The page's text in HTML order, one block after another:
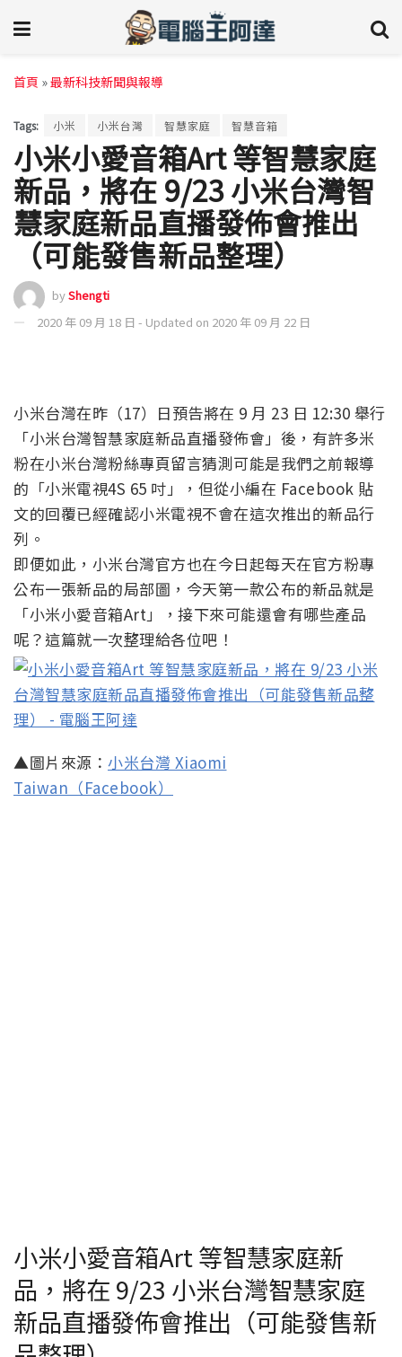
首頁 »最新科技新聞與報導
Tags: 小米 小米台灣 智慧家庭 智慧音箱
小米小愛音箱Art 等智慧家庭
新品，將在 9/23 小米台灣智
慧家庭新品直播發佈會推出
（可能發售新品整理）
byShengti
2020 年 09 月 18 日 - Updated on 2020 年 09 月 22 日
小米台灣在昨（17）日預告將在 9 月 23 日 12:30 舉行
「小米台灣智慧家庭新品直播發佈會」後，有許多米
粉在小米台灣粉絲專頁留言猜測可能是我們之前報導
的「小米電視4S 65 吋」，但從小編在 Facebook 貼
文的回覆已經確認小米電視不會在這次推出的新品行
列。
即便如此，小米台灣官方也在今日起每天在官方粉專
公布一張新品的局部圖，今天第一款公布的新品就是
「小米小愛音箱Art」，接下來可能還會有哪些產品
呢？這篇就一次整理給各位吧！
▲圖片來源： 小米台灣 Xiaomi
Taiwan（Facebook）
小米小愛音箱Art 等智慧家庭新
品，將在 9/23 小米台灣智慧家庭
新品直播發佈會推出（可能發售新